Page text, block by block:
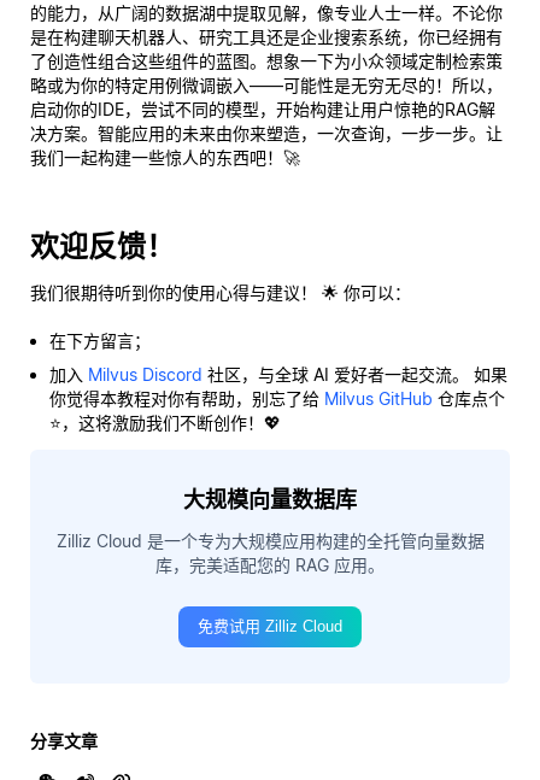
的能力，从广阔的数据湖中提取见解，像专业人士一样。不论你
是在构建聊天机器人、研究工具还是企业搜索系统，你已经拥有
了创造性组合这些组件的蓝图。想象一下为小众领域定制检索策
略或为你的特定用例微调嵌入——可能性是无穷无尽的！所以，
启动你的IDE，尝试不同的模型，开始构建让用户惊艳的RAG解
决方案。智能应用的未来由你来塑造，一次查询，一步一步。让
我们一起构建一些惊人的东西吧！🚀
欢迎反馈！
我们很期待听到你的使用心得与建议！ 🌟 你可以：
在下方留言；
加入 Milvus Discord 社区，与全球 AI 爱好者一起交流。 如果
你觉得本教程对你有帮助，别忘了给 Milvus GitHub 仓库点个
⭐，这将激励我们不断创作！💖
大规模向量数据库
Zilliz Cloud 是一个专为大规模应用构建的全托管向量数据
库，完美适配您的 RAG 应用。
免费试用 Zilliz Cloud
分享文章